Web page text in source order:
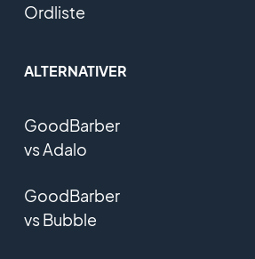
Ordliste
ALTERNATIVER
GoodBarber
vs Adalo
GoodBarber
vs Bubble